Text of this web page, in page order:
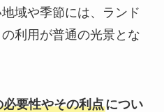
域や季節には、ランド
利用が普通の光景とな
要性やその利点につい